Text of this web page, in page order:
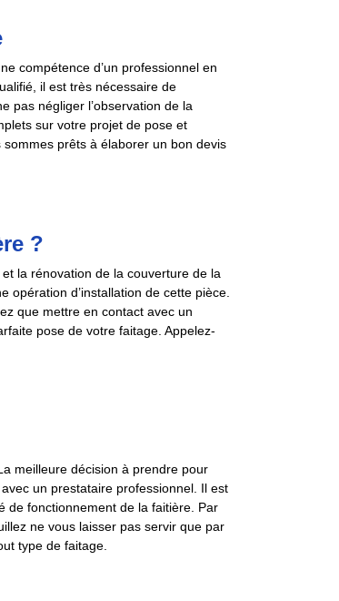
compétence d’un professionnel en
il est très nécessaire de
pas négliger l’observation de la
sur votre projet de pose et
prêts à élaborer un bon devis
?
la rénovation de la couverture de la
opération d’installation de cette pièce.
que mettre en contact avec un
pose de votre faitage. Appelez-
meilleure décision à prendre pour
un prestataire professionnel. Il est
de fonctionnement de la faitière. Par
ne vous laisser pas servir que par
type de faitage.